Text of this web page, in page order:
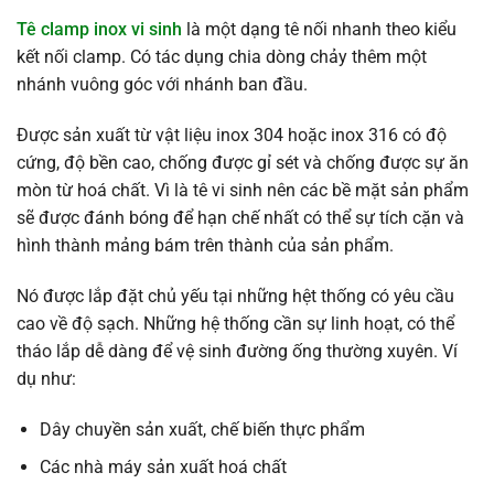
Tê clamp inox vi sinh là một dạng tê nối nhanh theo kiểu
kết nối clamp. Có tác dụng chia dòng chảy thêm một
nhánh vuông góc với nhánh ban đầu.
Được sản xuất từ vật liệu inox 304 hoặc inox 316 có độ
cứng, độ bền cao, chống được gỉ sét và chống được sự ăn
mòn từ hoá chất. Vì là tê vi sinh nên các bề mặt sản phẩm
sẽ được đánh bóng để hạn chế nhất có thể sự tích cặn và
hình thành mảng bám trên thành của sản phẩm.
Nó được lắp đặt chủ yếu tại những hệt thống có yêu cầu
cao về độ sạch. Những hệ thống cần sự linh hoạt, có thể
tháo lắp dễ dàng để vệ sinh đường ống thường xuyên. Ví
dụ như:
Dây chuyền sản xuất, chế biến thực phẩm
Các nhà máy sản xuất hoá chất